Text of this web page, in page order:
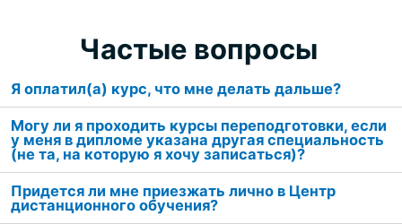
Частые вопросы
Я оплатил(а) курс, что мне делать дальше?
Могу ли я проходить курсы переподготовки, если
у меня в дипломе указана другая специальность
(не та, на которую я хочу записаться)?
Придется ли мне приезжать лично в Центр
дистанционного обучения?